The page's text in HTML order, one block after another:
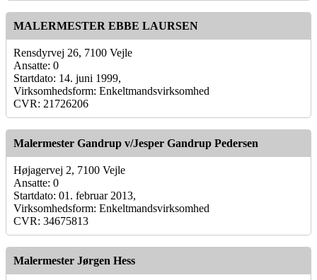
MALERMESTER EBBE LAURSEN
Rensdyrvej 26, 7100 Vejle
Ansatte: 0
Startdato: 14. juni 1999,
Virksomhedsform: Enkeltmandsvirksomhed
CVR: 21726206
Malermester Gandrup v/Jesper Gandrup Pedersen
Højagervej 2, 7100 Vejle
Ansatte: 0
Startdato: 01. februar 2013,
Virksomhedsform: Enkeltmandsvirksomhed
CVR: 34675813
Malermester Jørgen Hess